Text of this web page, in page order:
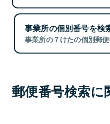
事業所の個別番号を検
事業所の７けたの個別郵便
郵便番号検索に